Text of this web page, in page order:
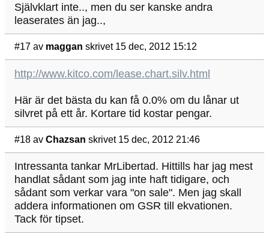
Självklart inte.., men du ser kanske andra
leaserates än jag..,
#17 av maggan skrivet 15 dec, 2012 15:12
http://www.kitco.com/lease.chart.silv.html
Här är det bästa du kan få 0.0% om du lånar ut
silvret på ett år. Kortare tid kostar pengar.
#18 av Chazsan skrivet 15 dec, 2012 21:46
Intressanta tankar MrLibertad. Hittills har jag mest
handlat sådant som jag inte haft tidigare, och
sådant som verkar vara "on sale". Men jag skall
addera informationen om GSR till ekvationen.
Tack för tipset.